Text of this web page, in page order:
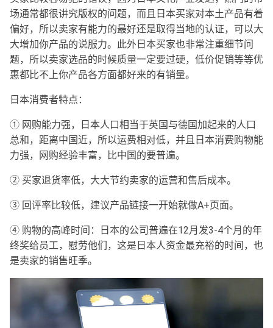
场通常都很讲究版权的问题，而且日本买家对本土产品有着
偏好，所以卖家有能力的最好还是取得当地的认证，可以大
大增加你产品的说服力。此外日本买家也非常注重细节问
题，所以卖家选品的时候质量一定要过硬，低价促销等等优
惠都比不上你产品各方面都好来的有销量。
日本消费者特点：
① 网购能力强，日本人口相当于英国与德国加起来的人口
总和，距离中国近，所以运费相对低，并且日本消费购物能
力强，网购经验丰富，比中国的要普遍。
② 买家退货率低，大大节约卖家的运营和售后成本。
③ 回评率比较低，建议产品链接一开始就做A+页面。
④ 购物的高峰时间：日本的公司普遍在12月发3-4个月的年
终奖给员工，慰劳他们，这是日本人资金最充裕的时间，也
是卖家的销售旺季。